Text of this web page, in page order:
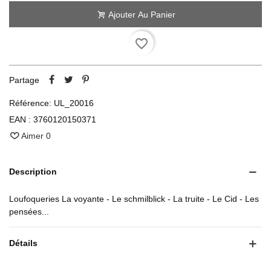
Ajouter Au Panier
favorite_border
Partage
Référence: UL_20016
EAN : 3760120150371
Aimer 0
Description
Loufoqueries La voyante - Le schmilblick - La truite - Le Cid - Les
pensées...
Détails